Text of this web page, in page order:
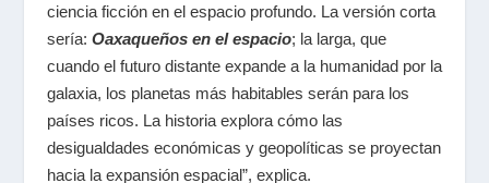
ciencia ficción en el espacio profundo. La versión corta
sería: Oaxaqueños en el espacio; la larga, que
cuando el futuro distante expande a la humanidad por la
galaxia, los planetas más habitables serán para los
países ricos. La historia explora cómo las
desigualdades económicas y geopolíticas se proyectan
hacia la expansión espacial”, explica.